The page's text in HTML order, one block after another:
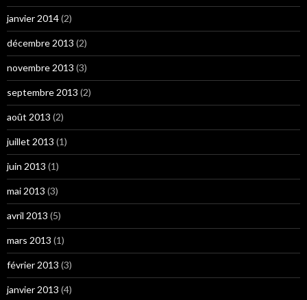
janvier 2014(2)
décembre 2013 (2)
novembre 2013 (3)
septembre 2013 (2)
août 2013 (2)
juillet 2013 (1)
juin 2013 (1)
mai 2013 (3)
avril 2013 (5)
mars 2013 (1)
février 2013 (3)
janvier 2013 (4)